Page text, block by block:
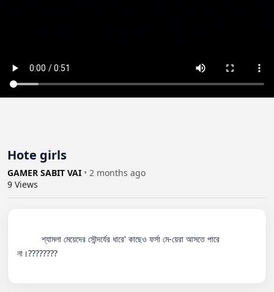
Hote girls
GAMER SABIT VAI • 2 months ago
9 Views
          শ্যামলা মেয়েদের সৌন্দর্যের ধারে' কাছেও ফর্সা মে-য়েরা আসতে পারে
না।????????